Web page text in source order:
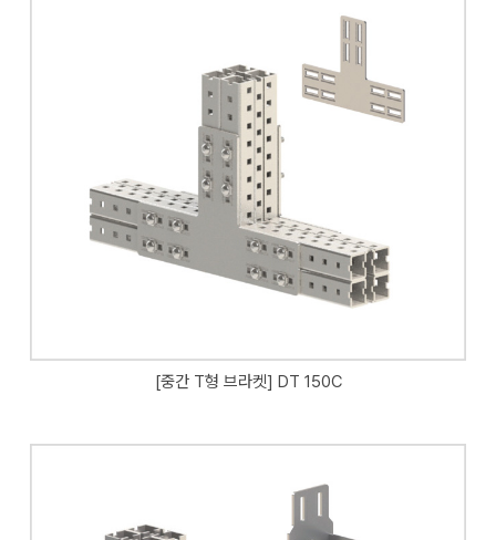
[중간 T형 브라켓] DT 150C